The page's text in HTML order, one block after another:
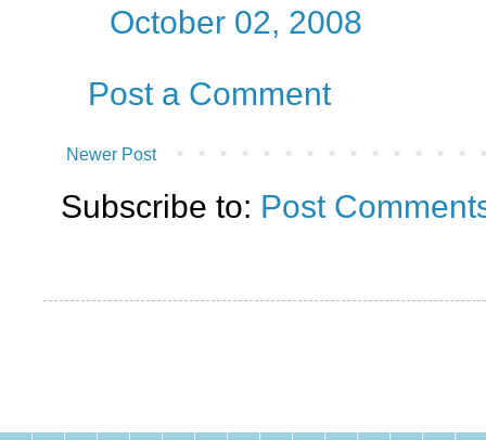
October 02, 2008
Post a Comment
Newer Post
Subscribe to: Post